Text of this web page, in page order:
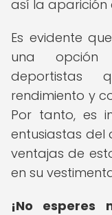
así la aparición
Es evidente
una opción
deportistas
rendimiento y
Por tanto, es
entusiastas del
ventajas de
en su
¡No esperes